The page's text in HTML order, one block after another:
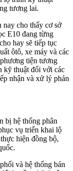
tương lai.
cho thấy cơ sở
E10 đang từng
hay sẽ tiếp tục
ôtô, xe máy và các
tiện tương
kỹ thuật đối với các
nhận và xử lý phản
bị hệ thống phân
vụ triển khai lộ
hiện đồng bộ,
và hệ thống bán